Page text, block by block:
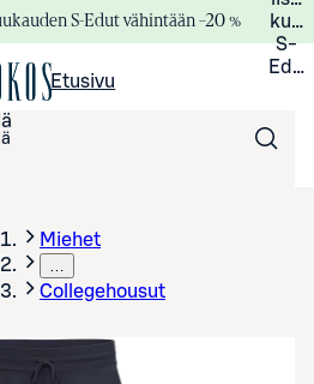
S-Edut vähintään –20 %
S-
Etusivu
Miehet
…
Collegehousut